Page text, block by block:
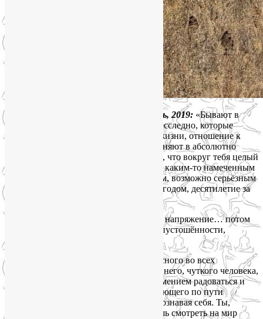
Валерия Белогорская, Москва, октябрь, 2019: «Бывают в
жизни встречи, которые не проходят бесследно, которые
меняют сложившееся годами течение жизни, отношение к
самому себе и окружающему миру. Меняют в абсолютно
лучшую сторону! Ты вдруг понимаешь, что вокруг тебя целый
мир, который ты не замечаешь, мчась к каким-то намеченным
целям, по ежедневным рутинным делам, возможно серьёзным
и важным… И так день за днём, год за годом, десятилетие за
Накапливается усталость, нервозность, напряжение… потом
приходит ощущение потерянности и опустошённости,
И вот тут судьба посылает тебе прекрасного во всех
отношениях, светлого, доброго, искреннего, чуткого человека,
который поражает своим позитивом, умением радоваться и
наслаждаться простыми вещами, следующего по пути
гармоничного развития тела и души, познавая себя. Ты,
наконец, останавливаешься и начинаешь смотреть на мир